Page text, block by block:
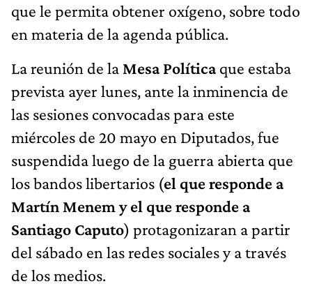
que le permita obtener oxígeno, sobre todo
en materia de la agenda pública.
La reunión de la Mesa Políticaque estaba
prevista ayer lunes, ante la inminencia de
las sesiones convocadas para este
miércoles de 20 mayo en Diputados, fue
suspendida luego de la guerra abierta que
los bandos libertarios (el que responde a
Martín Menem y el que responde a
Santiago Caputo) protagonizaran a partir
del sábado en las redes sociales y a través
de los medios.